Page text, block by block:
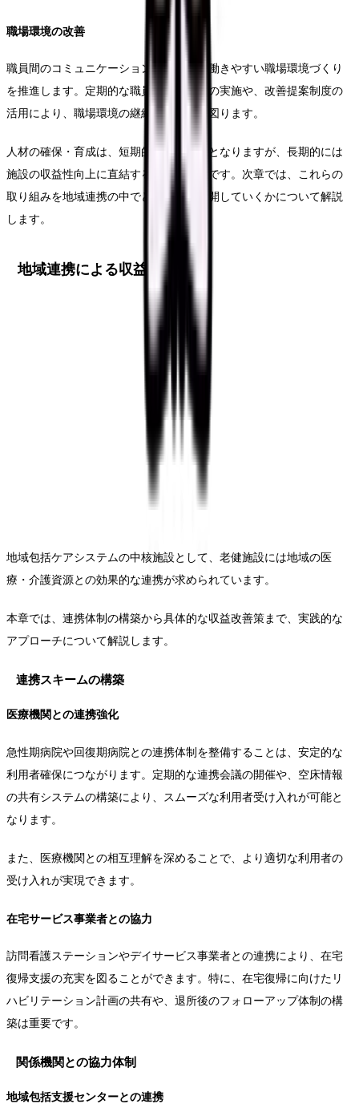
職場環境の改善
職員間のコミュニケーションを促進し、働きやすい職場環境づくり
を推進します。定期的な職員満足度調査の実施や、改善提案制度の
活用により、職場環境の継続的な改善を図ります。
人材の確保・育成は、短期的にはコストとなりますが、長期的には
施設の収益性向上に直結する重要な投資です。次章では、これらの
取り組みを地域連携の中でどのように展開していくかについて解説
します。
地域連携による収益改善
地域包括ケアシステムの中核施設として、老健施設には地域の医
療・介護資源との効果的な連携が求められています。
本章では、連携体制の構築から具体的な収益改善策まで、実践的な
アプローチについて解説します。
連携スキームの構築
医療機関との連携強化
急性期病院や回復期病院との連携体制を整備することは、安定的な
利用者確保につながります。定期的な連携会議の開催や、空床情報
の共有システムの構築により、スムーズな利用者受け入れが可能と
なります。
また、医療機関との相互理解を深めることで、より適切な利用者の
受け入れが実現できます。
在宅サービス事業者との協力
訪問看護ステーションやデイサービス事業者との連携により、在宅
復帰支援の充実を図ることができます。特に、在宅復帰に向けたリ
ハビリテーション計画の共有や、退所後のフォローアップ体制の構
築は重要です。
関係機関との協力体制
地域包括支援センターとの連携